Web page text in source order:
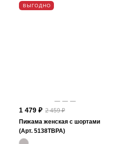
ВЫГОДНО
1 479 ₽ 2 459 ₽
Пижама женская с шортами
(Арт. 5138TBPA)